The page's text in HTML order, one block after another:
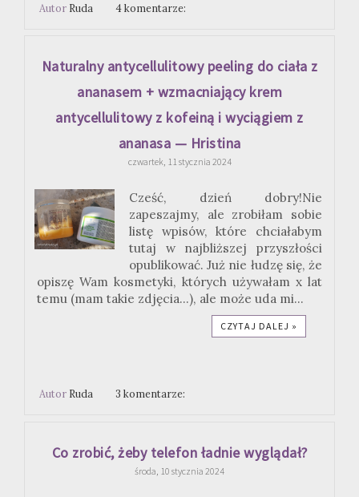
Autor Ruda 4 komentarze:
Naturalny antycellulitowy peeling do ciała z
ananasem + wzmacniający krem
antycellulitowy z kofeiną i wyciągiem z
ananasa — Hristina
czwartek, 11 stycznia 2024
Cześć, dzień dobry!Nie
zapeszajmy, ale zrobiłam sobie
listę wpisów, które chciałabym
tutaj w najbliższej przyszłości
opublikować. Już nie łudzę się, że
opiszę Wam kosmetyki, których używałam x lat
temu (mam takie zdjęcia...), ale może uda mi...
CZYTAJ DALEJ »
Autor Ruda 3 komentarze:
Co zrobić, żeby telefon ładnie wyglądał?
środa, 10 stycznia 2024